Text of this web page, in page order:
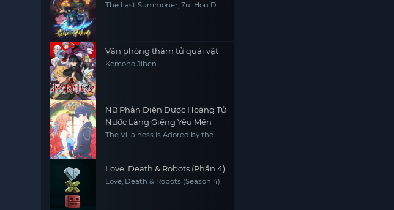
The Last Summoner, Zui Hou De
Văn phòng thám tử quái vật
Kemono Jihen
Nữ Phản Diện Được Hoàng Tử
Nước Láng Giềng Yêu Mến
The Villainess Is Adored by the
Love, Death & Robots (Phần 4)
Love, Death & Robots (Season 4)